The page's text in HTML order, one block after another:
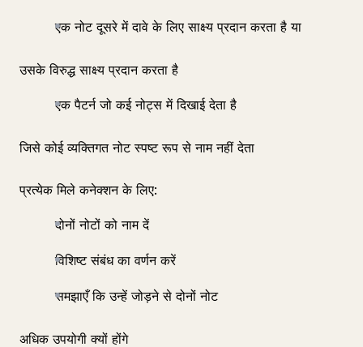
एक नोट दूसरे में दावे के लिए साक्ष्य प्रदान करता है या
उसके विरुद्ध साक्ष्य प्रदान करता है
एक पैटर्न जो कई नोट्स में दिखाई देता है
जिसे कोई व्यक्तिगत नोट स्पष्ट रूप से नाम नहीं देता
प्रत्येक मिले कनेक्शन के लिए:
दोनों नोटों को नाम दें
विशिष्ट संबंध का वर्णन करें
समझाएँ कि उन्हें जोड़ने से दोनों नोट
अधिक उपयोगी क्यों होंगे